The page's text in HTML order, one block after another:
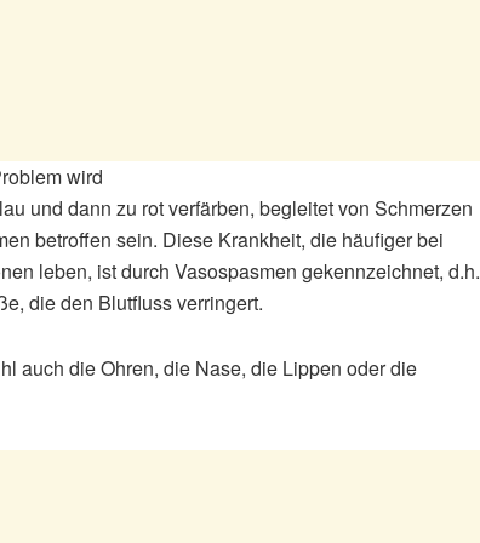
wird
und dann zu rot verfärben, begleitet von Schmerzen
betroffen sein. Diese Krankheit, die häufiger bei
leben, ist durch Vasospasmen gekennzeichnet, d.h.
die den Blutfluss verringert.
auch die Ohren, die Nase, die Lippen oder die